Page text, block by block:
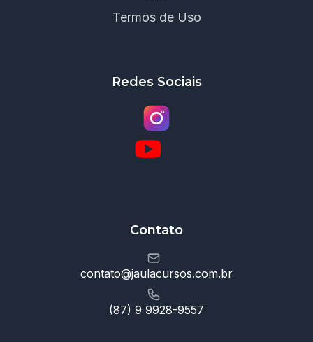
Termos de Uso
Redes Sociais
Contato
contato@jaulacursos.com.br
(87) 9 9928-9557